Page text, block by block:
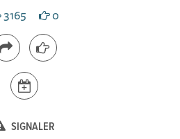
3165 0
SIGNALER